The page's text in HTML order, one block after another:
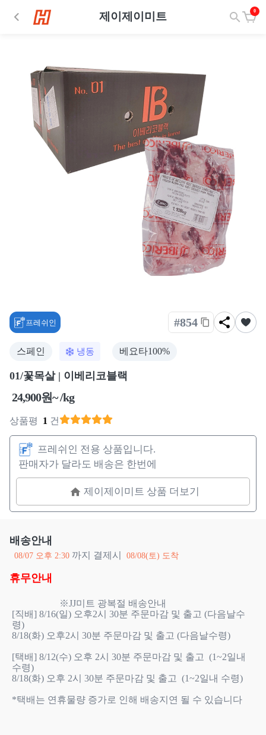
제이제이미트 0
프레쉬인 #854
스페인 냉동 베요타100%
01/꽃목살 | 이베리코블랙
24,900원~ /kg
상품평 1 건
프레쉬인 전용 상품입니다.
판매자가 달라도 배송은 한번에
제이제이미트 상품 더보기
배송안내
08/07 오후 2:30 까지 결제시 08/08(토) 도착
휴무안내
[직배] 8/16(일) 오후2시 30분 주문마감 및 출고 (다음날수
령)
8/18(화) 오후2시 30분 주문마감 및 출고 (다음날수령)
[택배] 8/12(수) 오후 2시 30분 주문마감 및 출고  (1~2일내
수령)
8/18(화) 오후 2시 30분 주문마감 및 출고  (1~2일내 수령)
*택배는 연휴물량 증가로 인해 배송지연 될 수 있습니다